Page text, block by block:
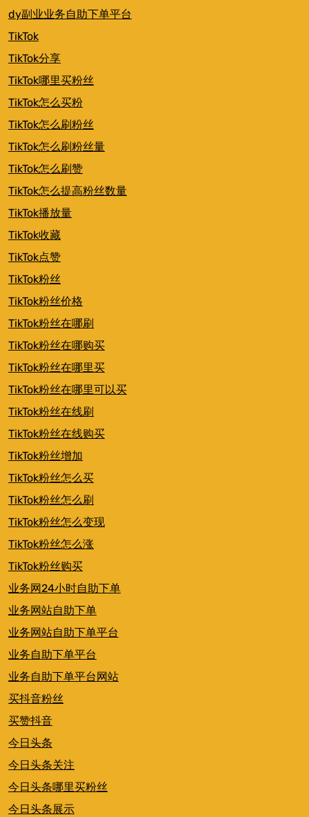
dy副业业务自助下单平台
TikTok
TikTok分享
TikTok哪里买粉丝
TikTok怎么买粉
TikTok怎么刷粉丝
TikTok怎么刷粉丝量
TikTok怎么刷赞
TikTok怎么提高粉丝数量
TikTok播放量
TikTok收藏
TikTok点赞
TikTok粉丝
TikTok粉丝价格
TikTok粉丝在哪刷
TikTok粉丝在哪购买
TikTok粉丝在哪里买
TikTok粉丝在哪里可以买
TikTok粉丝在线刷
TikTok粉丝在线购买
TikTok粉丝增加
TikTok粉丝怎么买
TikTok粉丝怎么刷
TikTok粉丝怎么变现
TikTok粉丝怎么涨
TikTok粉丝购买
业务网24小时自助下单
业务网站自助下单
业务网站自助下单平台
业务自助下单平台
业务自助下单平台网站
买抖音粉丝
买赞抖音
今日头条
今日头条关注
今日头条哪里买粉丝
今日头条展示